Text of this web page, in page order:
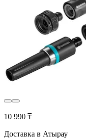
10 990 ₸
Доставка в Атырау